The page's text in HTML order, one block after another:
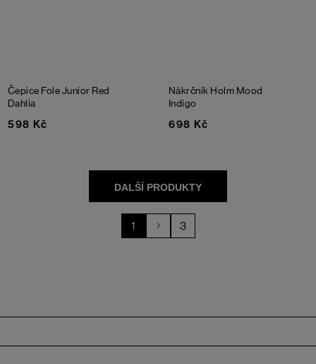
Čepice Fole Junior Red
Dahlia
598 Kč
Nákrčník Holm Mood
Indigo
698 Kč
1 3